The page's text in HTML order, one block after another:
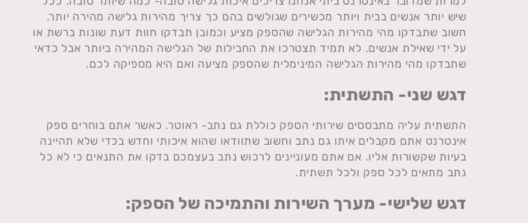
שיש יותר אנשים בבית ויותר מכשירים שגולשים בהם כך צריך מהירות גלישה מהירה יותר.
חשוב שתבדקו מהי מהירות הגלישה שהספק מציע וכמובן תבדקו חוות דעת שונות ברשת או
על ידי שאילת אנשים. לא תמיד תצטרכו את החבילות של הגלישה המהירה ביותר אבל כדאי
שתבדקו מהי מהירות הגלישה המינימלית שהספק מציעה ואם היא מספיקה לכם.
דגש שני- התשתית:
התשתית עליה מתבססים שירותי הספק כוללת גם נתב- ראוטר. כאשר אתם בוחרים ספק
אינטרנט אתם מקבלים איתו גם נתב וחשוב שתוודאו שהוא איכותי וחדש בכדי שלא תהיינה
בעיות שקשורות אליו. אם אתם מעוניינים לרכוש נתב בעצמכם בדקו את התנאים כי לא כל
נתב מתאים לכל ספק ולכל תשתית.
דגש שלישי- מערך השירות והתמיכה של הספק: